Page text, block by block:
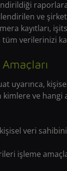
ve
kayıtları,
tüm verilerinizi
uyarınca,
ve
veri
işleme